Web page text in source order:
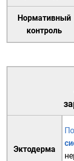
Нормативный
контроль
Эктодерма